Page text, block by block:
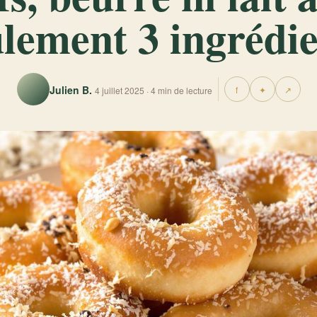
3
Julien B. 4 juillet 2025 · 4 min de lecture f ✦ ↗